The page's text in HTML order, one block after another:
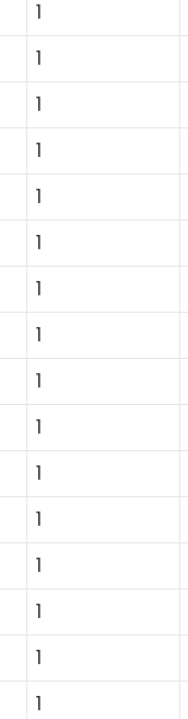
1
1
1
1
1
1
1
1
1
1
1
1
1
1
1
1